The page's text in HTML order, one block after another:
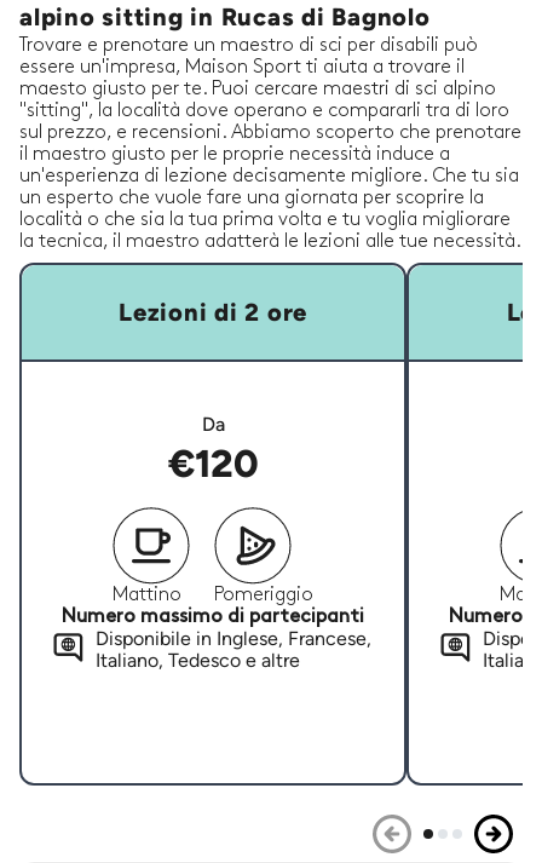
alpino sitting in Rucas di Bagnolo
Trovare e prenotare un maestro di sci per disabili può
essere un'impresa, Maison Sport ti aiuta a trovare il
maesto giusto per te. Puoi cercare maestri di sci alpino
"sitting", la località dove operano e compararli tra di loro
sul prezzo, e recensioni. Abbiamo scoperto che prenotare
il maestro giusto per le proprie necessità induce a
un'esperienza di lezione decisamente migliore. Che tu sia
un esperto che vuole fare una giornata per scoprire la
località o che sia la tua prima volta e tu voglia migliorare
la tecnica, il maestro adatterà le lezioni alle tue necessità.
Lezioni di 2 ore
Da
€120
Mattino
Pomeriggio
Numero massimo di partecipanti
Disponibile in Inglese, Francese,
Italiano, Tedesco e altre
Numero